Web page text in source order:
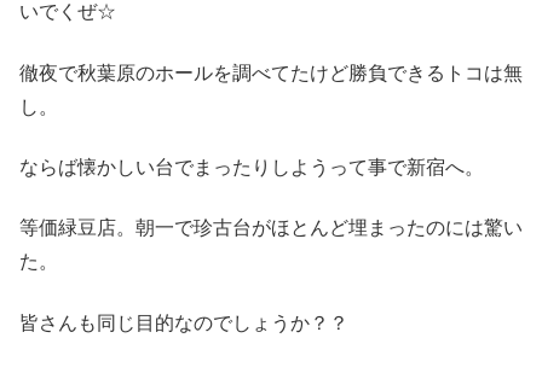
いでくぜ☆
徹夜で秋葉原のホールを調べてたけど勝負できるトコは無
し。
ならば懐かしい台でまったりしようって事で新宿へ。
等価緑豆店。朝一で珍古台がほとんど埋まったのには驚い
た。
皆さんも同じ目的なのでしょうか？？